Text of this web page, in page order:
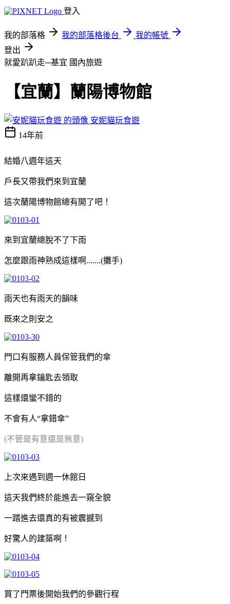
登入
我的部落格 我的部落格後台
我的帳號
登出
就愛趴趴走─基宜 國內旅遊
【宜蘭】蘭陽博物館
安妮貓玩食遊
14年前
結婚八週年這天
戶長又帶我們來到宜蘭
這次蘭陽博物館總有開了吧！
來到宜蘭總脫不了下雨
怎麼跟雨神熟成這樣啊.......(攤手)
雨天也有雨天的韻味
既來之則安之
門口有服務人員保管我們的傘
離開再拿鑰匙去領取
這樣還蠻不錯的
不會有人“拿錯傘”
(不管是有意還是無意)
上次來遇到週一休館日
這天我們終於能進去一窺全貌
一踏進去還真的有被震撼到
好驚人的建築啊！
買了門票後開始我們的參觀行程